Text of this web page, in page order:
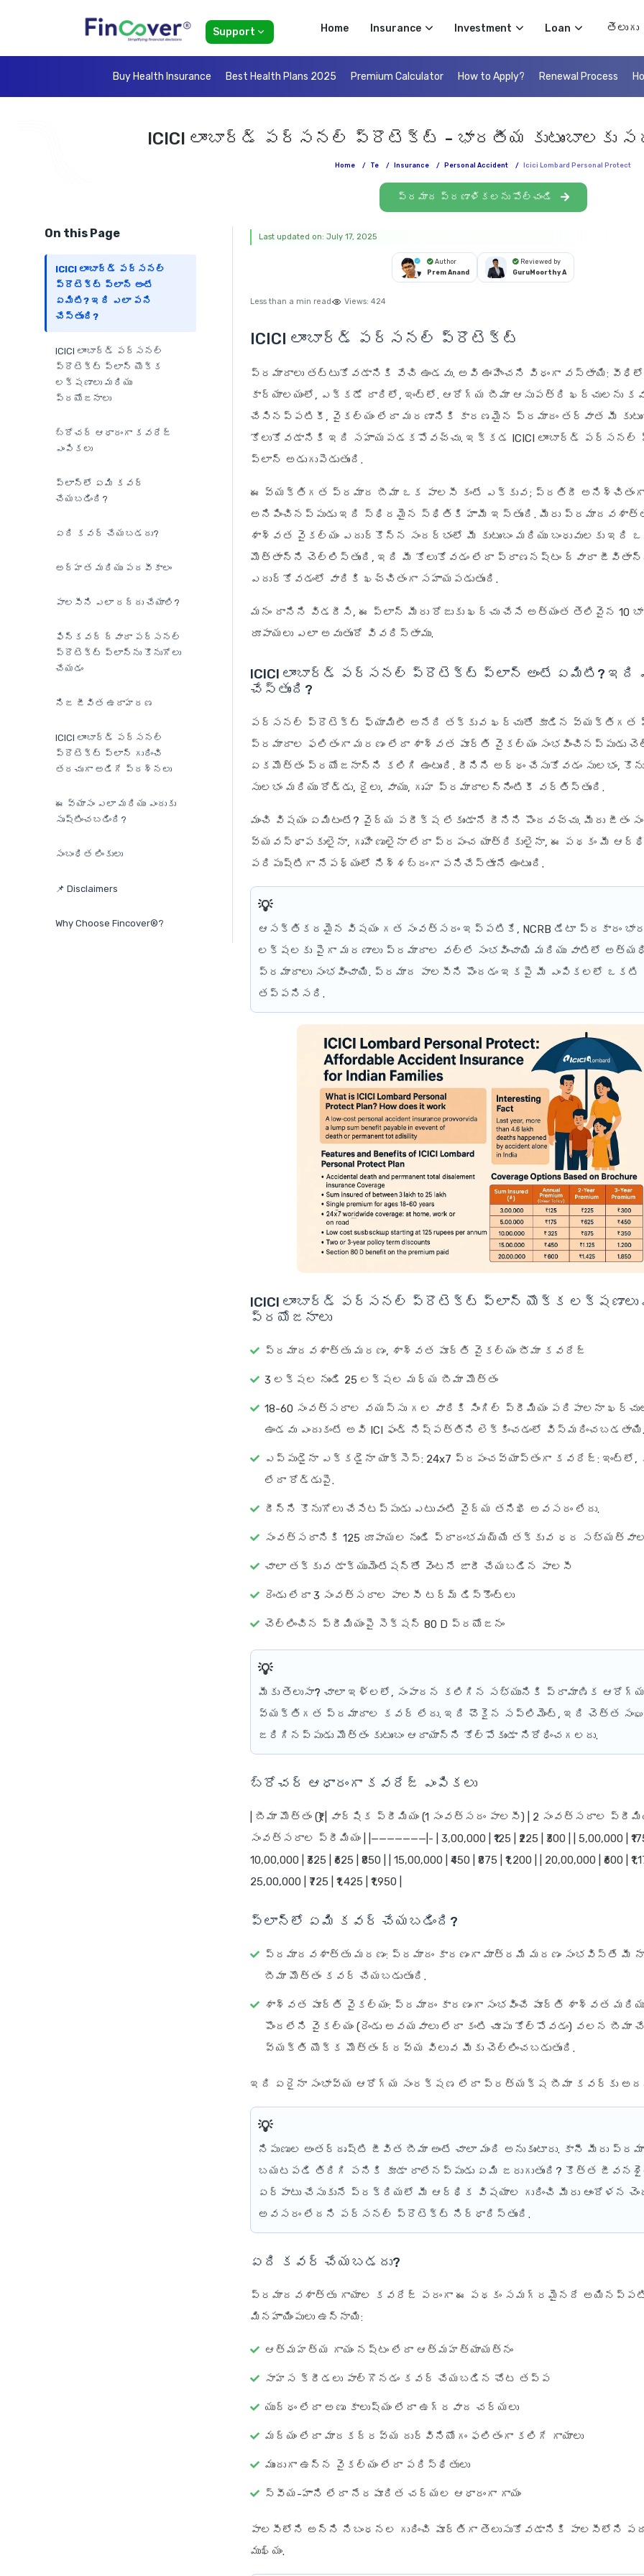
Support Home Insurance Investment Loan Select
Buy Health Insurance Best Health Plans 2025 Premium Calculator How to Apply? Renewal Process
ICICI లాంబార్డ్ పర్సనల్ ప్రొటెక్ట్ - భారతీయ
Home / Te / Insurance / Personal Accident / Icici Lombard Personal Protect
ప్రమాద ప్రణాళికలను పోల్చండి
On this Page
ICICI లాంబార్డ్ పర్సనల్
ప్రొటెక్ట్ ప్లాన్ అంటే
ఏమిటి? ఇది ఎలా పని
చేస్తుంది?
ICICI లాంబార్డ్ పర్సనల్
ప్రొటెక్ట్ ప్లాన్ యొక్క
లక్షణాలు మరియు
ప్రయోజనాలు
బ్రోచర్ ఆధారంగా కవరేజ్
ఎంపికలు
ప్లాన్‌లో ఏమి కవర్
చేయబడింది?
ఏది కవర్ చేయబడదు?
అర్హత మరియు పదవీకాలం
పాలసీని ఎలా రద్దు చేయాలి?
ఫిన్‌కవర్ ద్వారా పర్సనల్
ప్రొటెక్ట్ ప్లాన్‌ను కొనుగోలు
చేయడం
నిజ జీవిత ఉదాహరణ
ICICI లాంబార్డ్ పర్సనల్
ప్రొటెక్ట్ ప్లాన్ గురించి
తరచుగా అడిగే ప్రశ్నలు
ఈ వ్యాసం ఎలా మరియు ఎందుకు
సృష్టించబడింది?
సంబంధిత లింకులు
📌 Disclaimers
Why Choose Fincover®?
Last updated on: July 17, 2025
Author
Prem Anand
Reviewed by
GuruMoorthy A
Less than a min read Views: 424
ICICI లాంబార్డ్ పర్సనల్ ప్రొటెక్ట్
ప్రమాదాలు తట్టుకోవడానికి వేచి ఉండవు. అవి ఊహించని విధంగా వస్తాయి:
కార్యాలయంలో, ఎక్కడో దారిలో, ఇంట్లో. ఆరోగ్య బీమా ఆసుపత్రి ఖర్చులను
చేసినప్పటికీ, వైకల్యం లేదా మరణానికి కారణమైన ప్రమాదం తర్వాత మీ
కోలుకోవడానికి ఇది సహాయపడకపోవచ్చు. ఇక్కడ ICICI లాంబార్డ్
ప్లాన్ అడుగుపెడుతుంది.
ఈ వ్యక్తిగత ప్రమాద బీమా ఒక పాలసీ కంటే ఎక్కువ; ప్రతిదీ
అనిపించినప్పుడు ఇది స్థిరమైన స్థితికి హామీ ఇస్తుంది. మీరు
శాశ్వత వైకల్యం ఎదుర్కొన్న సందర్భంలో మీ కుటుంబం మరియు బంధువులకు ఇది
మొత్తాన్ని చెల్లిస్తుంది, ఇది మీ కోలుకోవడం లేదా ప్రాణనష్టం ద్వారా
ఎదుర్కోవడంలో వారికి ఖచ్చితంగా సహాయపడుతుంది.
మనం దానిని విడదీసి, ఈ ప్లాన్ మీరు రోజుకు ఖర్చు చేసే అత్యంత తెలివైన 10
రూపాయలు ఎలా అవుతుందో వివరిస్తాము.
ICICI లాంబార్డ్ పర్సనల్ ప్రొటెక్ట్ ప్లాన్ అంటే ఏమిటి? ఇది
చేస్తుంది?
పర్సనల్ ప్రొటెక్ట్ ఫ్యామిలీ అనేది తక్కువ ఖర్చుతో కూడిన వ్యక్తిగత
ప్రమాదాల ఫలితంగా మరణం లేదా శాశ్వత పూర్తి వైకల్యం సంభవించినప్పుడు
ఏకమొత్తం ప్రయోజనాన్ని కలిగి ఉంటుంది. దీనిని అర్థం చేసుకోవడం సులభం,
సులభం మరియు రోడ్డు, రైలు, వాయు, గృహ ప్రమాదాలన్నింటికీ వర్తిస్తుంది.
మంచి విషయం ఏమిటంటే? వైద్య పరీక్ష లేకుండానే దీనిని పొందవచ్చు. మీరు జీతం
వ్యవస్థాపకులైనా, గృహిణులైనా లేదా ప్రపంచ యాత్రికులైనా, ఈ పథకం మీ
పరిపుష్టిగా నేపథ్యంలో నిశ్శబ్దంగా పనిచేస్తూనే ఉంటుంది.
ఆసక్తికరమైన విషయం గత సంవత్సరం ఇప్పటికే, NCRB డేటా ప్రకారం
లక్షలకు పైగా మరణాలు ప్రమాదాల వల్లే సంభవించాయి మరియు వాటిలో
ప్రమాదాలు సంభవించాయి. ప్రమాద పాలసీని పొందడం ఇకపై మీ ఎంపికలలో ఒకటి
తప్పనిసరి.
ICICI లాంబార్డ్ పర్సనల్ ప్రొటెక్ట్ ప్లాన్ యొక్క లక్షణాలు
ప్రయోజనాలు
ప్రమాదవశాత్తు మరణం, శాశ్వత పూర్తి వైకల్యం భీమా కవరేజ్
3 లక్షల నుండి 25 లక్షల మధ్య బీమా మొత్తం
18-60 సంవత్సరాల వయస్సు గల వారికి సింగిల్ ప్రీమియం పరిపాలనా
ఉండవు ఎందుకంటే అవి ICI ఫండ్ నిష్పత్తిని లెక్కించడంలో విస్మరించబడతాయి.
ఎప్పుడైనా ఎక్కడైనా యాక్సెస్: 24x7 ప్రపంచవ్యాప్తంగా కవరేజ్: ఇంట్లో,
లేదా రోడ్డుపై.
దీన్ని కొనుగోలు చేసేటప్పుడు ఎటువంటి వైద్య తనిఖీ అవసరం లేదు.
సంవత్సరానికి 125 రూపాయల నుండి ప్రారంభమయ్యే తక్కువ ధర
చాలా తక్కువ డాక్యుమెంటేషన్‌తో వెంటనే జారీ చేయబడిన పాలసీ
రెండు లేదా 3 సంవత్సరాల పాలసీ టర్మ్ డిస్కౌంట్లు
చెల్లించిన ప్రీమియంపై సెక్షన్ 80 D ప్రయోజనం
మీకు తెలుసా? చాలా ఇళ్లలో, సంపాదన కలిగిన సభ్యునికి ప్రామాణిక
వ్యక్తిగత ప్రమాదాల కవర్ లేదు. ఇది చౌకైన సప్లిమెంట్, ఇది చెత్త
జరిగినప్పుడు మొత్తం కుటుంబం ఆదాయాన్ని కోల్పోకుండా నిరోధించగలదు.
బ్రోచర్ ఆధారంగా కవరేజ్ ఎంపికలు
| బీమా మొత్తం (₹) | వార్షిక ప్రీమియం (1 సంవత్సరం పాలసీ) | 2 సంవత్సరాల
సంవత్సరాల ప్రీమియం | |———————|- | 3,00,000 | ₹125 | ₹225 | ₹300 | | 5,00,000 | ₹175 |
10,00,000 | ₹325 | ₹625 | ₹850 | | 15,00,000 | ₹450 | ₹875 | ₹1,200 | | 20,00,000 | ₹600 |
25,00,000 | ₹725 | ₹1,425 | ₹1,950 |
ప్లాన్‌లో ఏమి కవర్ చేయబడింది?
ప్రమాదవశాత్తు మరణం: ప్రమాదం కారణంగా మాత్రమే మరణం సంభవిస్తే మీ
బీమా మొత్తం కవర్ చేయబడుతుంది.
శాశ్వత పూర్తి వైకల్యం: ప్రమాదం కారణంగా సంభవించే పూర్తి శాశ్వత
పొందలేని వైకల్యం (రెండు అవయవాలు లేదా కంటి చూపు కోల్పోవడం) వలన
వ్యక్తి యొక్క మొత్తం ద్రవ్య విలువ మీకు చెల్లించబడుతుంది.
ఇది ఏదైనా సంభావ్య ఆరోగ్య సంరక్షణ లేదా ప్రత్యక్ష బీమా కవర్‌కు అదనంగా
నిపుణుల అంతర్దృష్టి జీవిత బీమా అంటే చాలా మంది అనుకుంటారు. కానీ మీరు
బయటపడి తిరిగి పనికి కూడా రాలేనప్పుడు ఏమి జరుగుతుంది? కొత్త
ఏర్పాటు చేసుకునే ప్రక్రియలో మీ ఆర్థిక విషయాల గురించి మీరు ఆందోళన
అవసరం లేదని పర్సనల్ ప్రొటెక్ట్ నిర్ధారిస్తుంది.
ఏది కవర్ చేయబడదు?
ప్రమాదవశాత్తు గాయాల కవరేజ్ పరంగా ఈ పథకం సమగ్రమైనదే
మినహాయింపులు ఉన్నాయి:
ఆత్మహత్య గాయం నష్టం లేదా ఆత్మహత్యాయత్నం
సాహస క్రీడలు పాల్గొనడం కవర్ చేయబడిన చోట తప్ప
యుద్ధం లేదా అణు కాలుష్యం లేదా ఉగ్రవాద చర్యలు
మద్యం లేదా మాదకద్రవ్య దుర్వినియోగం ఫలితంగా కలిగే గాయాలు
ముందుగా ఉన్న వైకల్యం లేదా పరిస్థితులు
స్వీయ-హాని లేదా నేరపూరిత చర్యల ఆధారంగా గాయం
పాలసీలోని అన్ని నిబంధనల గురించి పూర్తిగా తెలుసుకోవడానికి పాలసీలోని
ముఖ్యం.